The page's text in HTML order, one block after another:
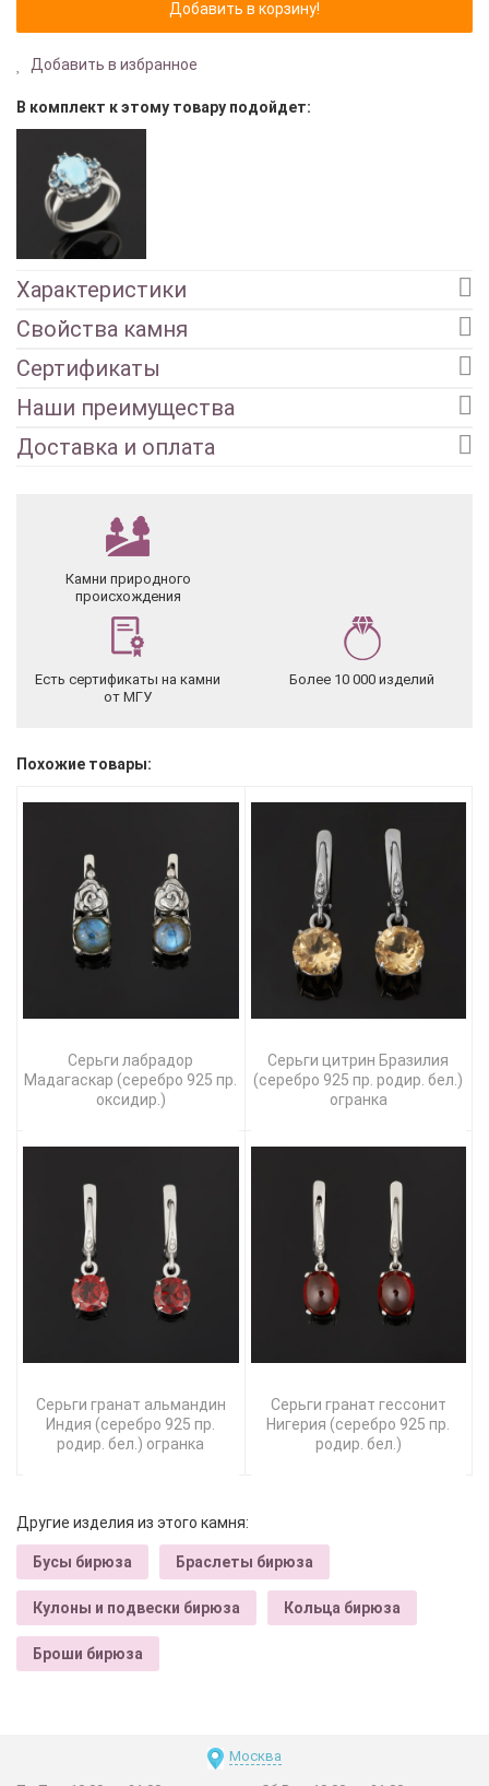
Добавить в избранное
В комплект к этому товару подойдет:
Характеристики
Свойства камня
Сертификаты
Наши преимущества
Доставка и оплата
Камни природного
происхождения
Есть сертификаты на камни
от МГУ
Более 10 000 изделий
Похожие товары:
Серьги лабрадор
Мадагаскар (серебро 925 пр.
оксидир.)
Серьги цитрин Бразилия
(серебро 925 пр. родир. бел.)
огранка
Серьги гранат альмандин
Индия (серебро 925 пр.
родир. бел.) огранка
Серьги гранат гессонит
Нигерия (серебро 925 пр.
родир. бел.)
Другие изделия из этого камня:
Бусы бирюза Браслеты бирюза
Кулоны и подвески бирюза Кольца бирюза
Броши бирюза
Москва